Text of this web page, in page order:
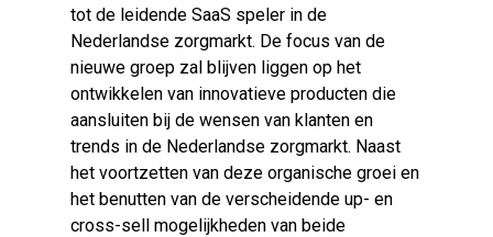
tot de leidende SaaS speler in de
Nederlandse zorgmarkt. De focus van de
nieuwe groep zal blijven liggen op het
ontwikkelen van innovatieve producten die
aansluiten bij de wensen van klanten en
trends in de Nederlandse zorgmarkt. Naast
het voortzetten van deze organische groei en
het benutten van de verscheidende up- en
cross-sell mogelijkheden van beide